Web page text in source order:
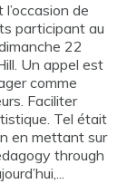
de
participant au
22
Un appel est
comme
Faciliter
Tel était
en mettant sur
through